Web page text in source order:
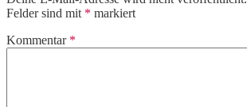
Felder sind mit * markiert
Kommentar *